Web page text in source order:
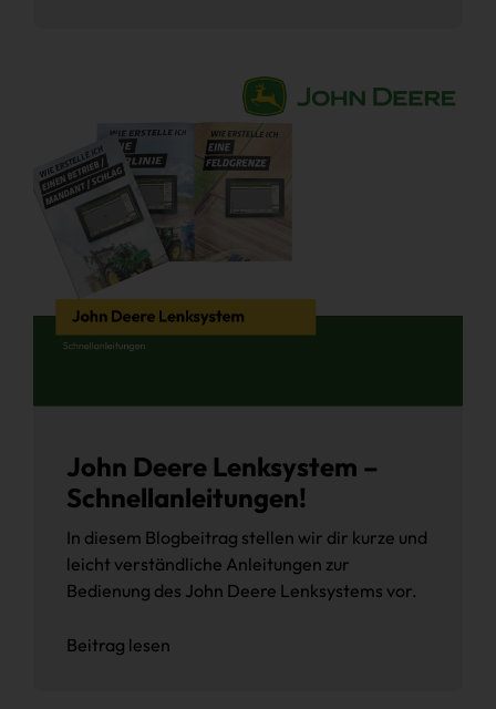
John Deere Lenksystem –
Schnellanleitungen!
In diesem Blogbeitrag stellen wir dir kurze und
leicht verständliche Anleitungen zur
Bedienung des John Deere Lenksystems vor.
Beitrag lesen